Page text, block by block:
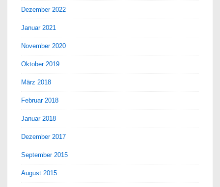
Dezember 2022
Januar 2021
November 2020
Oktober 2019
März 2018
Februar 2018
Januar 2018
Dezember 2017
September 2015
August 2015